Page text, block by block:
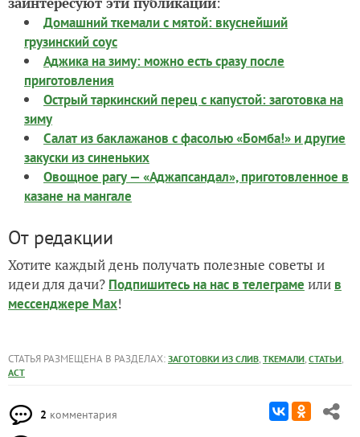
Домашний ткемали с мятой: вкуснейший
грузинский соус
Аджика на зиму: можно есть сразу после
приготовления
Острый таркинский перец с капустой: заготовка на
зиму
Салат из баклажанов с фасолью «Бомба!» и другие
закуски из синеньких
Овощное рагу — «Аджапсандал», приготовленное в
казане на мангале
От редакции
Хотите каждый день получать полезные советы и
идеи для дачи? Подпишитесь на нас в телеграме или в
мессенджере Max!
СТАТЬЯ РАЗМЕЩЕНА В РАЗДЕЛАХ: ЗАГОТОВКИ ИЗ СЛИВ, ТКЕМАЛИ, СТАТЬИ,
АСТ
2 комментария